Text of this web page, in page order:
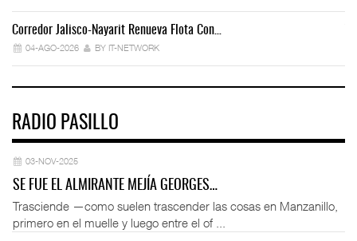
Corredor Jalisco-Nayarit Renueva Flota Con…
04-AGO-2026 BY IT-NETWORK
RADIO PASILLO
03-NOV-2025
SE FUE EL ALMIRANTE MEJÍA GEORGES…
Trasciende —como suelen trascender las cosas en Manzanillo,
primero en el muelle y luego entre el of ...